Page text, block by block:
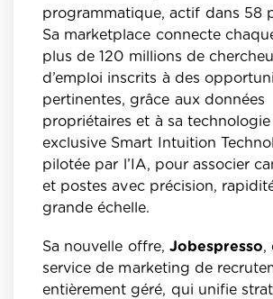
programmatique, actif dans 58
Sa marketplace connecte
plus de 120 millions de
d’emploi inscrits à des
pertinentes, grâce aux données
propriétaires et à sa technologie
exclusive Smart Intuition
pilotée par l’IA, pour associer
et postes avec précision,
grande échelle.
Sa nouvelle offre, Jobespresso,
service de marketing de
entièrement géré, qui unifie